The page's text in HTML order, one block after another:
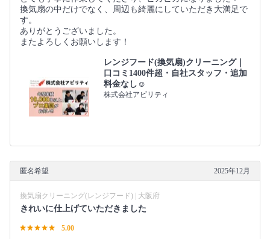
換気扇の中だけでなく、周辺も綺麗にしていただき大満足で
す。
ありがとうございました。
またよろしくお願いします！
レンジフード(換気扇)クリーニング｜
口コミ1400件超・自社スタッフ・追加
料金なし☺️
株式会社アビリティ
匿名希望 2025年12月
換気扇クリーニング(レンジフード) | 大阪府
きれいに仕上げていただきました
5.00